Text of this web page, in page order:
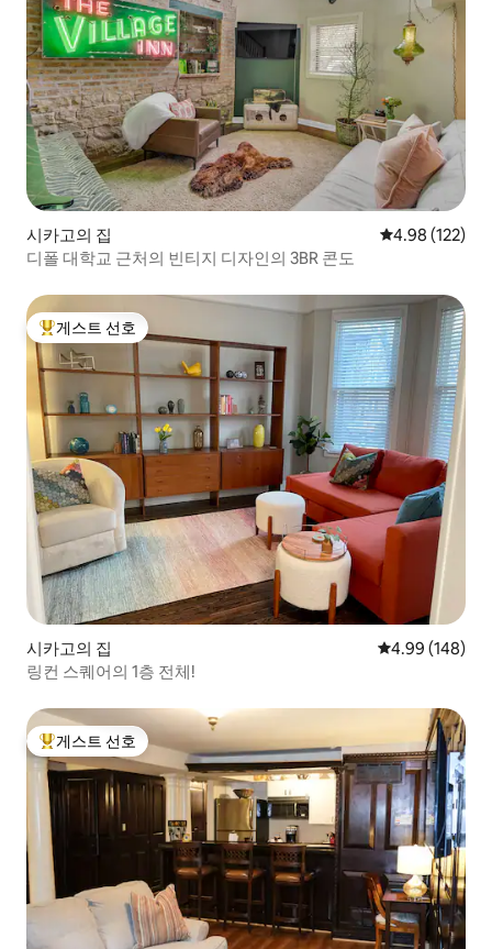
시카고의 집 평점 4.98점(5
4.98 (122)
디폴 대학교 근처의 빈티지 디자인의 3BR 콘도
상위 게스트 선호
게스트 선호
시카고의 집 평점 4.99점(5
4.99 (148)
링컨 스퀘어의 1층 전체!
상위 게스트 선호
게스트 선호